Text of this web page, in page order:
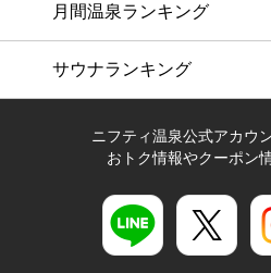
月間温泉ランキング
サウナランキング
ニフティ温泉公式アカウ
おトク情報やクーポン